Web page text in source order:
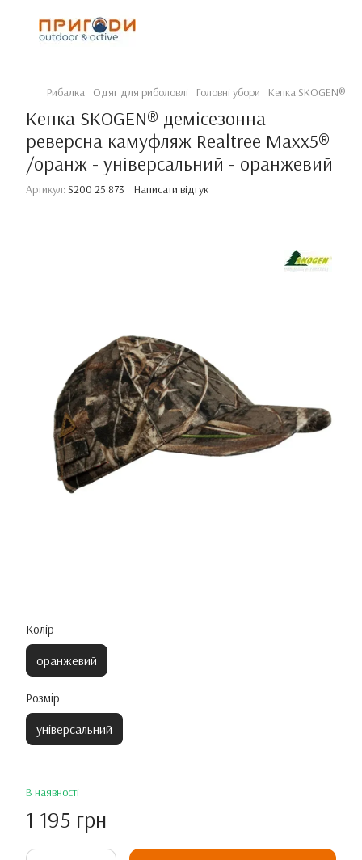
Рибалка Одяг для риболовлі Головні убори Кепка SKOGEN®
Кепка SKOGEN® демісезонна
реверсна камуфляж Realtree Maxx5®
/оранж - універсальний - оранжевий
Артикул: S200 25 873 Написати відгук
Колір
оранжевий
Розмір
універсальний
В наявності
1 195 грн